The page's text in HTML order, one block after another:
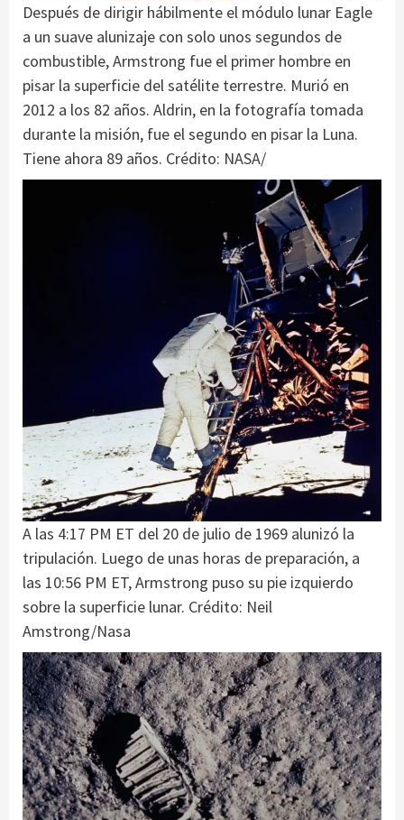
Después de dirigir hábilmente el módulo lunar Eagle
a un suave alunizaje con solo unos segundos de
combustible, Armstrong fue el primer hombre en
pisar la superficie del satélite terrestre. Murió en
2012 a los 82 años. Aldrin, en la fotografía tomada
durante la misión, fue el segundo en pisar la Luna.
Tiene ahora 89 años. Crédito: NASA/
A las 4:17 PM ET del 20 de julio de 1969 alunizó la
tripulación. Luego de unas horas de preparación, a
las 10:56 PM ET, Armstrong puso su pie izquierdo
sobre la superficie lunar. Crédito: Neil
Amstrong/Nasa